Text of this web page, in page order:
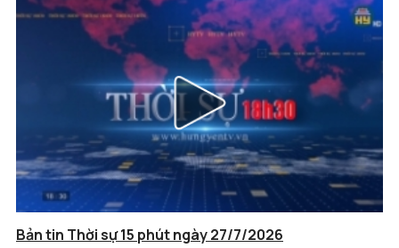
Bản tin Thời sự 15 phút ngày 27/7/2026